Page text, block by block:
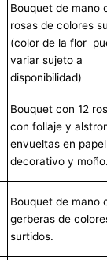
Bouquet de mano
rosas de colores
(color de la flor
variar sujeto a
disponibilidad)
Bouquet con 12
con follaje y
envueltas en papel
decorativo y moño.
Bouquet de mano
gerberas de
surtidos.